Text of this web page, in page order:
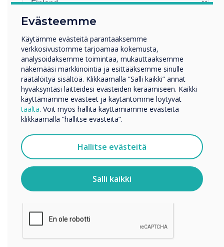
LUE SEURAAVA
Evästeemme
Käytämme evästeitä parantaaksemme
verkkosivustomme tarjoamaa kokemusta,
analysoidaksemme toimintaa, mukauttaaksemme
näkemääsi markkinointia ja esittääksemme sinulle
räätälöityä sisältöä. Klikkaamalla ”Salli kaikki” annat
hyväksyntäsi laitteidesi evästeiden keräämiseen. Kaikki
käyttämämme evästeet ja käytäntömme löytyvät
täältä. Voit myös hallita käyttämiämme evästeitä
klikkaamalla ”hallitse evästeitä”.
Hallitse evästeitä
Salli kaikki
Millä toimialalla työskentelet
Koulutus
Yritys
Muut
Yrityksen nimi
Haluamme ottaa sinuun yhteyttä tuotteistamme ja
palveluistamme sähköpostitse, puhelimitse tai postitse.
Suostun vastaanottamaan viestejä Clevertouch.
Tietoja siitä, miten keräämme ja käytämme
henkilötietojasi, ontietosuojaselosteessamme.
Klikkaamalla lähetä annat Clevertouch luvan tallentaa ja
käsitellä antamiasi tietoja.